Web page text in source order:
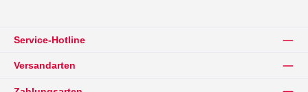
Service-Hotline
Versandarten